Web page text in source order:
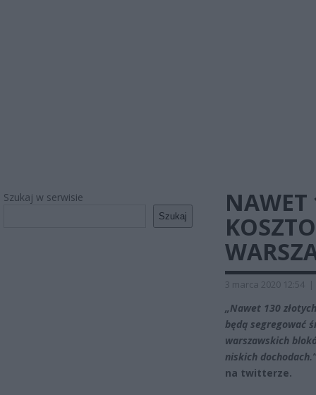
Szukaj w serwisie
Szukaj
NAWET
3 marca 2020 12:54 |
„Nawet 130
będą segregować
warszawskich
niskich dochodach.”
na twitterze.